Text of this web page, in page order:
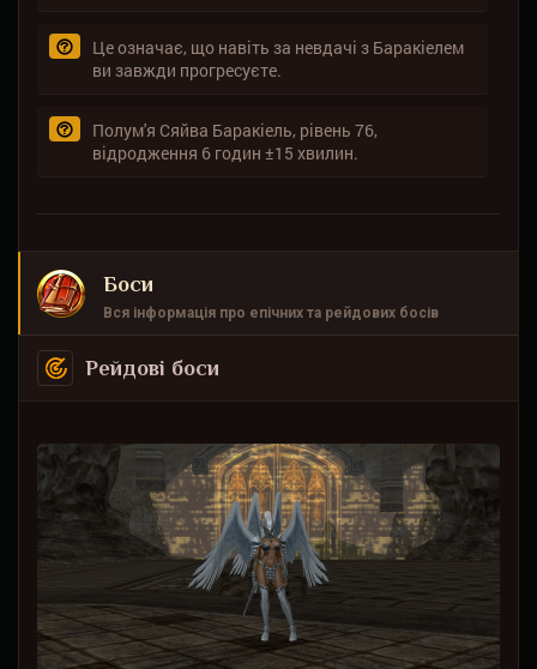
Це означає, що навіть за невдачі з Баракіелем
ви завжди прогресуєте.
Полум'я Сяйва Баракіель, рівень 76,
відродження 6 годин ±15 хвилин.
Боси
Вся інформація про епічних та рейдових босів
Рейдові боси